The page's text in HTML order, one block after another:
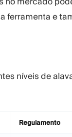
ferramenta e
níveis de
Regulamento